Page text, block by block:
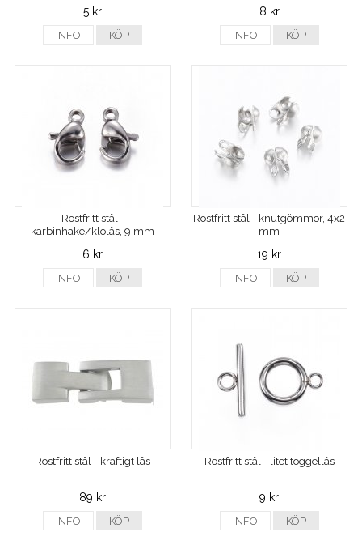
5 kr
INFO KÖP
8 kr
INFO KÖP
Rostfritt stål -
karbinhake/klolås, 9 mm
6 kr
INFO KÖP
Rostfritt stål - knutgömmor, 4x2
mm
19 kr
INFO KÖP
Rostfritt stål - kraftigt lås
89 kr
INFO KÖP
Rostfritt stål - litet toggellås
9 kr
INFO KÖP